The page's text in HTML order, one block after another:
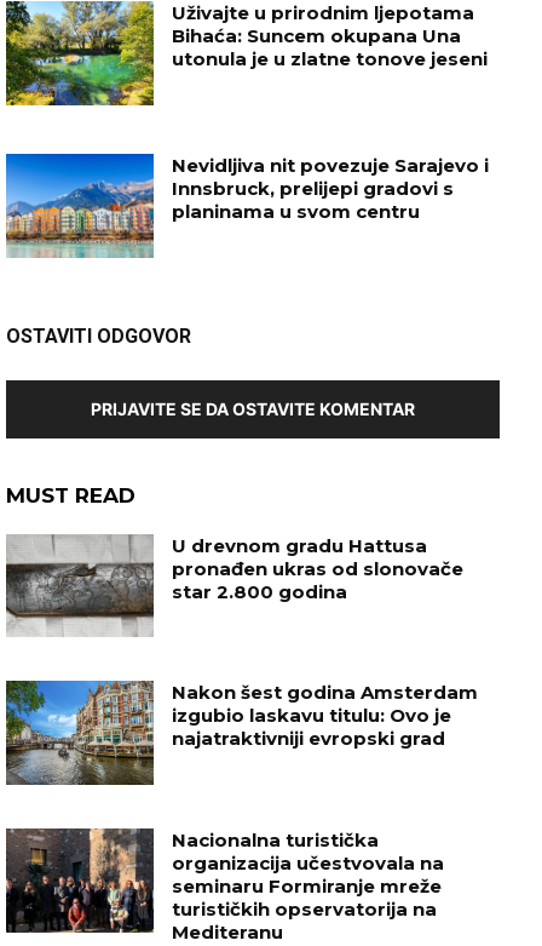
Uživajte u prirodnim ljepotama
Bihaća: Suncem okupana Una
utonula je u zlatne tonove jeseni
Nevidljiva nit povezuje Sarajevo i
Innsbruck, prelijepi gradovi s
planinama u svom centru
OSTAVITI ODGOVOR
PRIJAVITE SE DA OSTAVITE KOMENTAR
MUST READ
U drevnom gradu Hattusa
pronađen ukras od slonovače
star 2.800 godina
Nakon šest godina Amsterdam
izgubio laskavu titulu: Ovo je
najatraktivniji evropski grad
Nacionalna turistička
organizacija učestvovala na
seminaru Formiranje mreže
turističkih opservatorija na
Mediteranu